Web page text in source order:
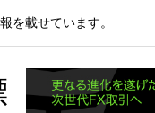
を載せています。